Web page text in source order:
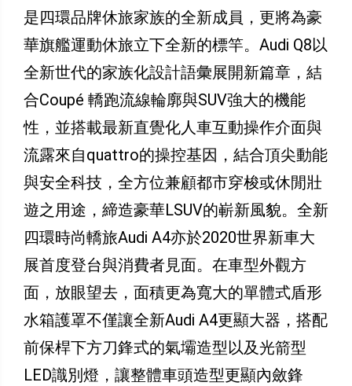
是四環品牌休旅家族的全新成員，更將為豪
華旗艦運動休旅立下全新的標竿。Audi Q8以
全新世代的家族化設計語彙展開新篇章，結
合Coupé 轎跑流線輪廓與SUV強大的機能
性，並搭載最新直覺化人車互動操作介面與
流露來自quattro的操控基因，結合頂尖動能
與安全科技，全方位兼顧都市穿梭或休閒壯
遊之用途，締造豪華LSUV的嶄新風貌。全新
四環時尚轎旅Audi A4亦於2020世界新車大
展首度登台與消費者見面。在車型外觀方
面，放眼望去，面積更為寬大的單體式盾形
水箱護罩不僅讓全新Audi A4更顯大器，搭配
前保桿下方刀鋒式的氣壩造型以及光箭型
LED識別燈，讓整體車頭造型更顯內斂鋒